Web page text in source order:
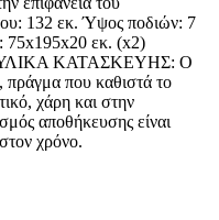
132 εκ. Ύψος ποδιών: 7
75x195x20 εκ. (x2)
ΥΛΙΚΑ ΚΑΤΑΣΚΕΥΗΣ: Ο
πράγμα που καθιστά το
χάρη και στην
αποθήκευσης είναι
χρόνο.